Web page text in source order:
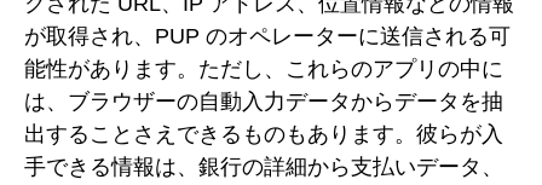
が取得され、PUP のオペレーターに送信される可
能性があります。ただし、これらのアプリの中に
は、ブラウザーの自動入力データからデータを抽
出することさえできるものもあります。彼らが入
手できる情報は、銀行の詳細から支払いデータ、